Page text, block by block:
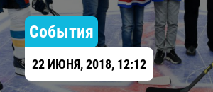
События
22 ИЮНЯ, 2018, 12:12